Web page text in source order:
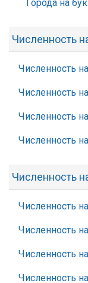
Города на
Численность
Численность
Численность
Численность
Численность
Численность
Численность
Численность
Численность
Численность